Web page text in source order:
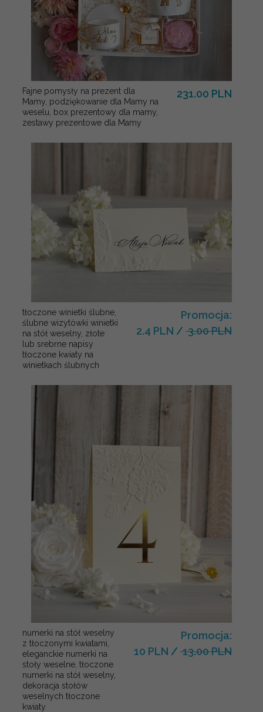
Fajne pomysły na prezent dla
Mamy, podziękowanie dla Mamy na
weselu, box prezentowy dla mamy,
zestawy prezentowe dla Mamy
231.00 PLN
tłoczone winietki ślubne,
ślubne wizytówki winietki
na stół weselny, złote
lub srebrne napisy
tłoczone kwiaty na
winietkach ślubnych
Promocja:
2.4 PLN / 3.00 PLN
numerki na stół weselny
z tłoczonymi kwiatami,
eleganckie numerki na
stoły weselne, tłoczone
numerki na stół weselny,
dekoracja stołów
weselnych tłoczone
kwiaty
Promocja:
10 PLN / 13.00 PLN